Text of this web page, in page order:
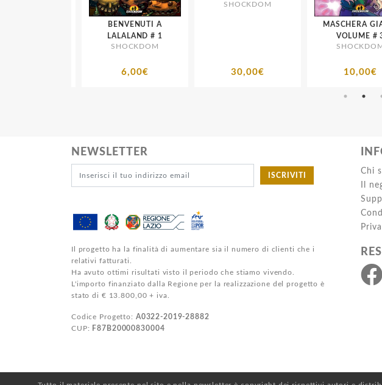
BENVENUTI A
LALALAND # 1
SHOCKDOM
6,00€
SHOCKDOM
30,00€
MASCHERA
VOLUME # 3
SHOCKDOM
10,00€
NEWSLETTER
ISCRIVITI
Il progetto ha la finalità di aumentare sia il numero di clienti che i
relativi fatturati.
Ha avuto ottimi risultati visto il periodo che stiamo vivendo.
L'importo finanziato dalla Regione per la realizzazione del progetto è
stato di € 13.800,00 + iva.
Codice Progetto: A0322-2019-28882
CUP: F87B20000830004
Chi
Il